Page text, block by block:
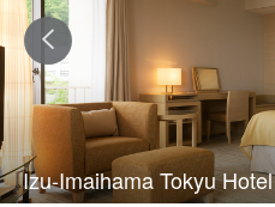
Izu-Imaihama Tokyu Hotel